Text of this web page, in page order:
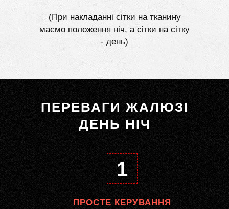
(При накладанні сітки на тканину
маємо положення ніч, а сітки на сітку
- день)
ПЕРЕВАГИ ЖАЛЮЗІ
ДЕНЬ НІЧ
1
ПРОСТЕ КЕРУВАННЯ